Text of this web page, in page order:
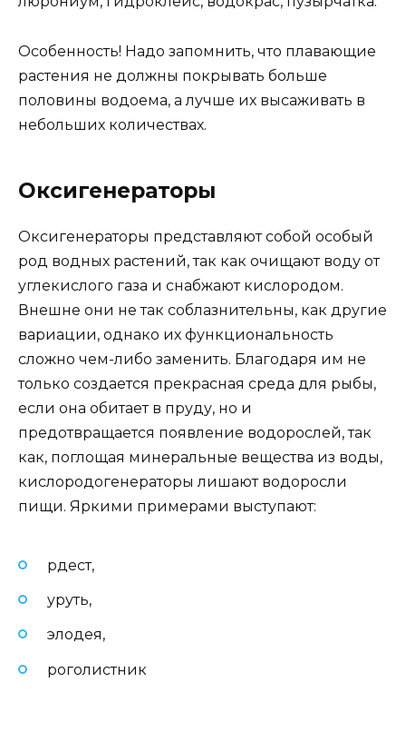
Особенность! Надо запомнить, что плавающие
растения не должны покрывать больше
половины водоема, а лучше их высаживать в
небольших количествах.
Оксигенераторы
Оксигенераторы представляют собой особый
род водных растений, так как очищают воду от
углекислого газа и снабжают кислородом.
Внешне они не так соблазнительны, как другие
вариации, однако их функциональность
сложно чем-либо заменить. Благодаря им не
только создается прекрасная среда для рыбы,
если она обитает в пруду, но и
предотвращается появление водорослей, так
как, поглощая минеральные вещества из воды,
кислородогенераторы лишают водоросли
пищи. Яркими примерами выступают:
рдест,
уруть,
элодея,
роголистник